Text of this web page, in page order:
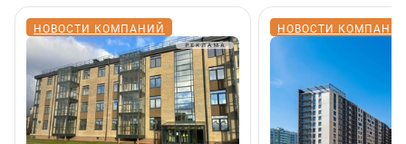
НОВОСТИ КОМПАНИЙ НОВОСТИ